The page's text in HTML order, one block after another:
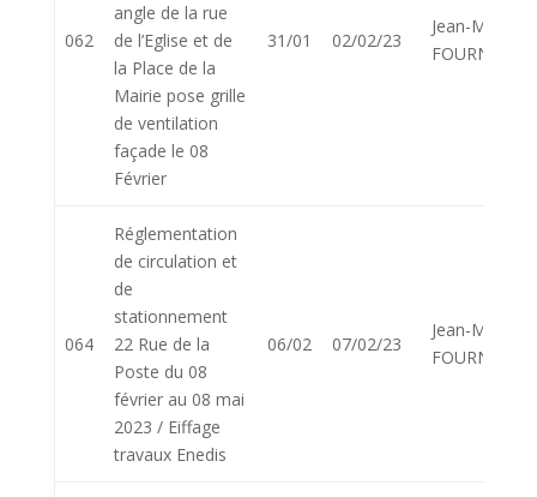
062
angle de la rue
de l’Eglise et de
la Place de la
Mairie pose grille
de ventilation
façade le 08
Février
31/01 02/02/23
Jean-Marie
FOURNIER
064
Réglementation
de circulation et
de
stationnement
22 Rue de la
Poste du 08
février au 08 mai
2023 / Eiffage
travaux Enedis
06/02 07/02/23
Jean-Marie
FOURNIER